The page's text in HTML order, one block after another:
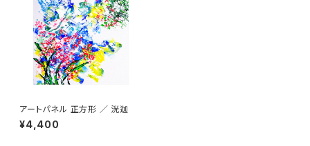
アートパネル 正方形 ／ 洸迦
¥4,400